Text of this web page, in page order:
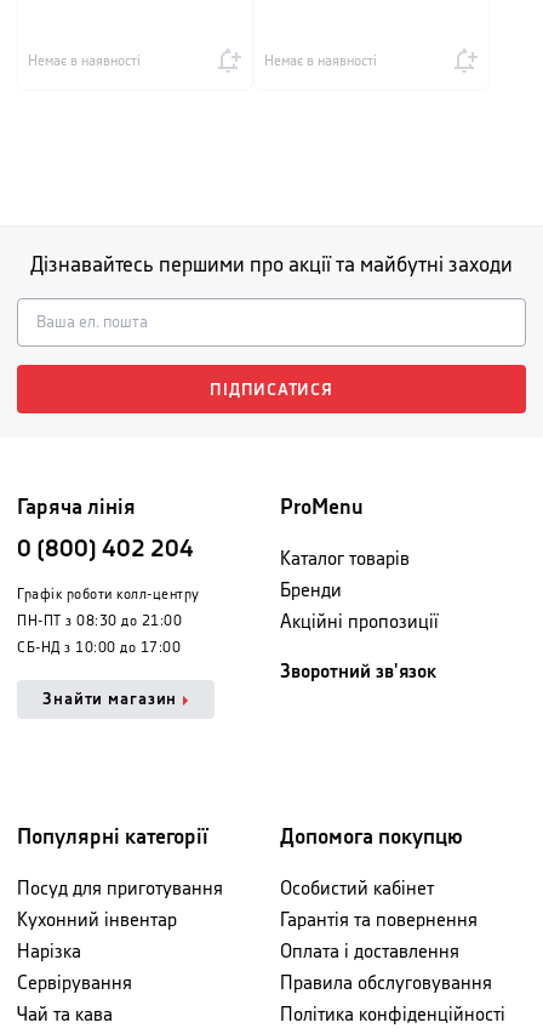
Немає в наявності Немає в наявності
Дізнавайтесь першими про акції та майбутні заходи
ПІДПИСАТИСЯ
Гаряча лінія
0 (800) 402 204
Графік роботи колл-центру
ПН-ПТ з 08:30 до 21:00
СБ-НД з 10:00 до 17:00
Знайти магазин
ProMenu
Каталог товарів
Бренди
Акційні пропозиції
Зворотний зв'язок
Популярні категорії
Посуд для приготування
Кухонний інвентар
Нарізка
Сервірування
Чай та кава
Допомога покупцю
Особистий кабінет
Гарантія та повернення
Оплата і доставлення
Правила обслуговування
Політика конфіденційності